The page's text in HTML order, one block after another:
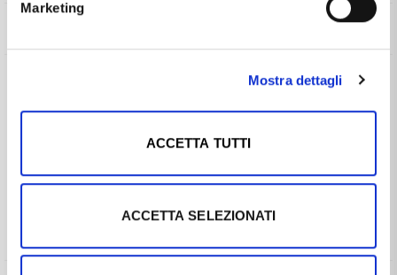
Marketing
Mostra dettagli
ACCETTA TUTTI
ACCETTA SELEZIONATI
Guida all'acquisto
Spedizioni
Scalapay
Contatti
WHATSAPP